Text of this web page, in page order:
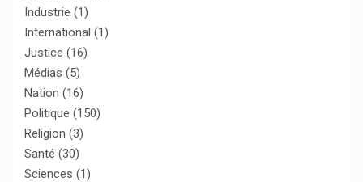
Industrie (1)
International (1)
Justice (16)
Médias (5)
Nation (16)
Politique (150)
Religion (3)
Santé (30)
Sciences (1)